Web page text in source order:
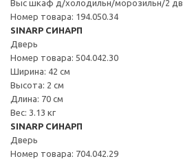
Выс шкаф д/холодильн/морозильн/2 дв
Номер товара: 194.050.34
SINARP СИНАРП
Дверь
Номер товара: 504.042.30
Ширина: 42 см
Высота: 2 см
Длина: 70 см
Вес: 3.13 кг
SINARP СИНАРП
Дверь
Номер товара: 704.042.29